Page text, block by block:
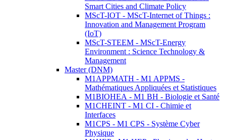
Smart Cities and Climate Policy
MScT-IOT - MScT-Internet of Things :
Innovation and Management Program
(IoT)
MScT-STEEM - MScT-Energy
Environment : Science Technology &
Management
Master (DNM)
M1APPMATH - M1 APPMS -
Mathématiques Appliquées et Statistiques
M1BIOHEA - M1 BH - Biologie et Santé
M1CHEINT - M1 CI - Chimie et
Interfaces
M1CPS - M1 CPS - Système Cyber
Physique